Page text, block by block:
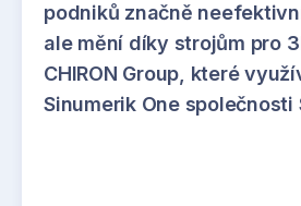
podniků značně
ale mění díky strojům pro
CHIRON Group, které
Sinumerik One společnosti